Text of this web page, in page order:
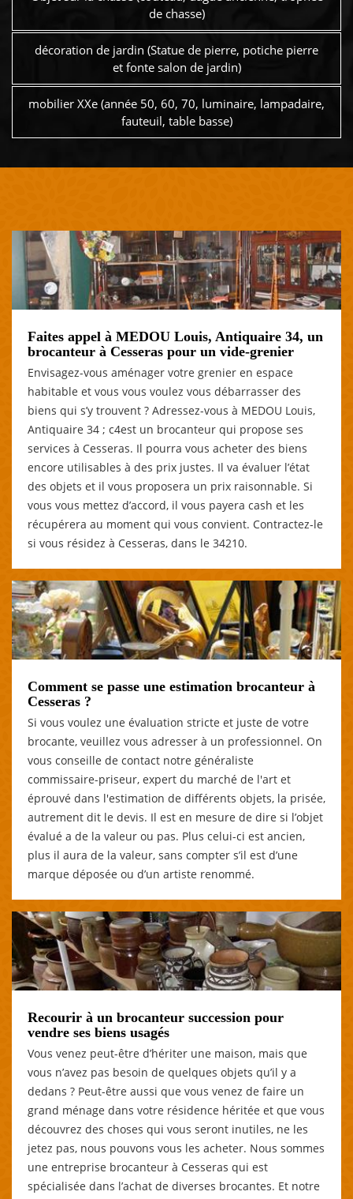
de chasse)
décoration de jardin (Statue de pierre, potiche pierre
et fonte salon de jardin)
mobilier XXe (année 50, 60, 70, luminaire, lampadaire,
fauteuil, table basse)
Faites appel à MEDOU Louis, Antiquaire 34, un
brocanteur à Cesseras pour un vide-grenier
Envisagez-vous aménager votre grenier en espace
habitable et vous vous voulez vous débarrasser des
biens qui s’y trouvent ? Adressez-vous à MEDOU Louis,
Antiquaire 34 ; c4est un brocanteur qui propose ses
services à Cesseras. Il pourra vous acheter des biens
encore utilisables à des prix justes. Il va évaluer l’état
des objets et il vous proposera un prix raisonnable. Si
vous vous mettez d’accord, il vous payera cash et les
récupérera au moment qui vous convient. Contractez-le
si vous résidez à Cesseras, dans le 34210.
Comment se passe une estimation brocanteur à
Cesseras ?
Si vous voulez une évaluation stricte et juste de votre
brocante, veuillez vous adresser à un professionnel. On
vous conseille de contact notre généraliste
commissaire-priseur, expert du marché de l'art et
éprouvé dans l'estimation de différents objets, la prisée,
autrement dit le devis. Il est en mesure de dire si l’objet
évalué a de la valeur ou pas. Plus celui-ci est ancien,
plus il aura de la valeur, sans compter s’il est d’une
marque déposée ou d’un artiste renommé.
Recourir à un brocanteur succession pour
vendre ses biens usagés
Vous venez peut-être d’hériter une maison, mais que
vous n’avez pas besoin de quelques objets qu’il y a
dedans ? Peut-être aussi que vous venez de faire un
grand ménage dans votre résidence héritée et que vous
découvrez des choses qui vous seront inutiles, ne les
jetez pas, nous pouvons vous les acheter. Nous sommes
une entreprise brocanteur à Cesseras qui est
spécialisée dans l’achat de diverses brocantes. Et notre